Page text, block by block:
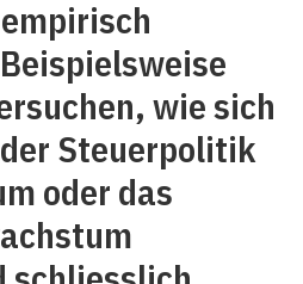
wie sich
Steuerpolitik
oder das